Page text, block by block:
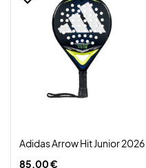
Adidas Arrow Hit Junior 2026
85,00 €